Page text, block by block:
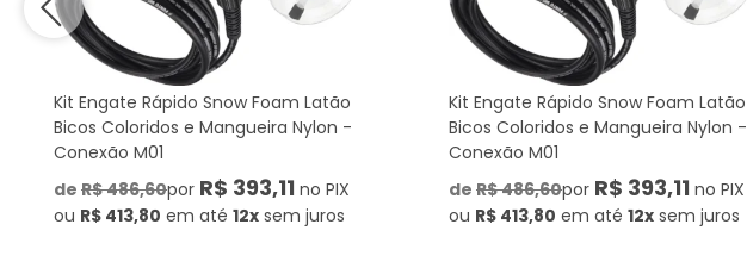
Kit Engate Rápido Snow Foam Latão
Bicos Coloridos e Mangueira Nylon -
Conexão M01
de R$ 486,60por R$ 393,11 no PIX
ou R$ 413,80 em até 12x sem juros
Kit Engate Rápido Snow Foam Latão
Bicos Coloridos e Mangueira Nylon -
Conexão M01
de R$ 486,60por R$ 393,11 no PIX
ou R$ 413,80 em até 12x sem juros